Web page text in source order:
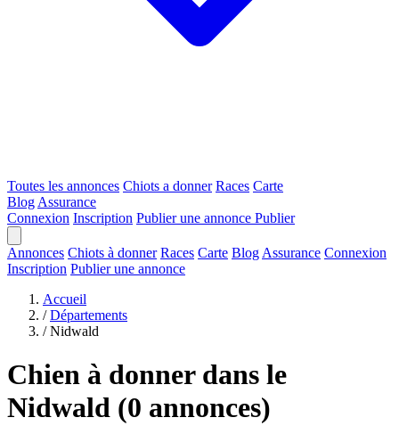
Toutes les annonces Chiots a donner Races Carte
Blog Assurance
Connexion Inscription Publier une annonce Publier
Annonces Chiots à donner Races Carte Blog Assurance Connexion
Inscription Publier une annonce
Accueil
/ Départements
/ Nidwald
Chien à donner dans le
Nidwald (0 annonces)